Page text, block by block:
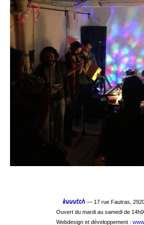
kuuutch— 17 rue Fautras,
Ouvert du mardi au samedi de
Webdesign et développement :